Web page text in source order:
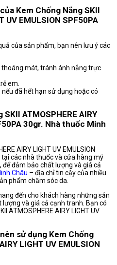
Kem Chống Nắng SKII
UV EMULSION SPF50PA
của sản phẩm, bạn nên lưu ý các
thoáng mát, tránh ánh nắng trực
em.
đã hết hạn sử dụng hoặc có
ATMOSPHERE AIRY
30gr. Nhà thuốc Minh
AIRY LIGHT UV EMULSION
các nhà thuốc và cửa hàng mỹ
đảm bảo chất lượng và giá cả
Châu – địa chỉ tin cậy của nhiều
phẩm chăm sóc da.
đến cho khách hàng những sản
và giá cả cạnh tranh. Bạn có
ATMOSPHERE AIRY LIGHT UV
sử dụng Kem Chống
LIGHT UV EMULSION